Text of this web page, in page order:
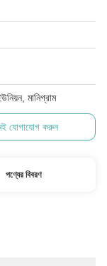
মানিগ্রাম
যোগাযোগ করুন
পণ্যের বিবরণ